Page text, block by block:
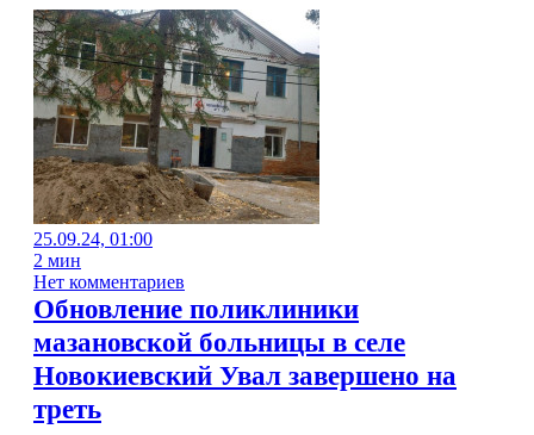
25.09.24, 01:00
2 мин
Нет комментариев
Обновление поликлиники
мазановской больницы в селе
Новокиевский Увал завершено на
треть